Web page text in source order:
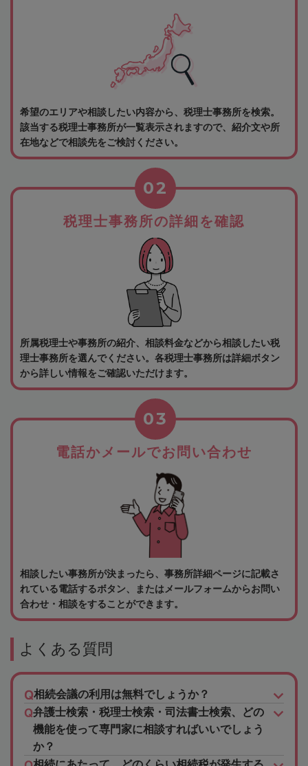
希望のエリアや相談したい内容から、税理士事務所を検索。
該当する税理士事務所が一覧表示されますので、紹介文や所
在地などで相談先をご検討ください。
税理士事務所の詳細を確認
02
所属税理士や事務所の紹介、相談料金などから相談したい税
理士事務所を選んでください。各税理士事務所は詳細ボタン
から詳しい情報をご確認いただけます。
電話かメールでお問い合わせ
03
相談したい事務所が決まったら、事務所詳細ページに記載さ
れている電話するボタン、またはメールフォームからお問い
合わせ・相談をすることができます。
よくある質問
相続会議の利用は無料でしょうか？
弁護士検索・税理士検索・司法書士検索、どの
機能を使って専門家に相談すればいいでしょう
か？